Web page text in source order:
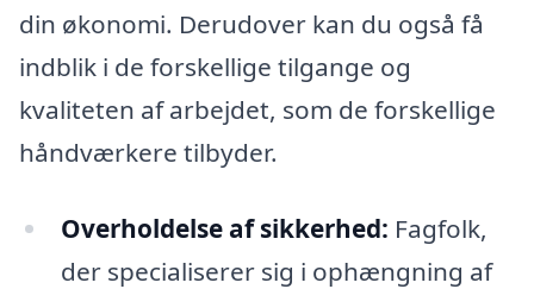
din økonomi. Derudover kan du også få
indblik i de forskellige tilgange og
kvaliteten af arbejdet, som de forskellige
håndværkere tilbyder.
Overholdelse af sikkerhed: Fagfolk,
der specialiserer sig i ophængning af